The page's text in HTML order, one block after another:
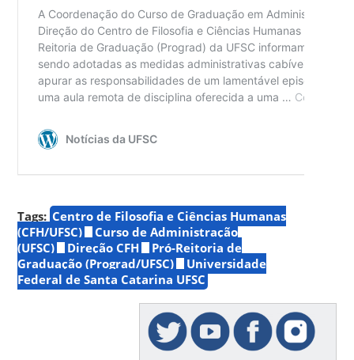
Tags: Centro de Filosofia e Ciências Humanas
(CFH/UFSC)
Curso de Administração
(UFSC)
Direção CFH
Pró-Reitoria de
Graduação (Prograd/UFSC)
Universidade
Federal de Santa Catarina UFSC